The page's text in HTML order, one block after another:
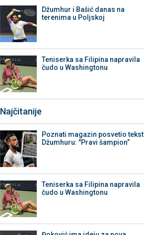
Džumhur i Bašić danas na
terenima u Poljskoj
Teniserka sa Filipina napravila
čudo u Washingtonu
Najčitanije
Poznati magazin posvetio tekst
Džumhuru: "Pravi šampion”
Teniserka sa Filipina napravila
čudo u Washingtonu